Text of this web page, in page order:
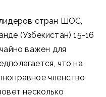
стран ШОС,
(Узбекистан) 15-16
важен для
что на
членство
несколько